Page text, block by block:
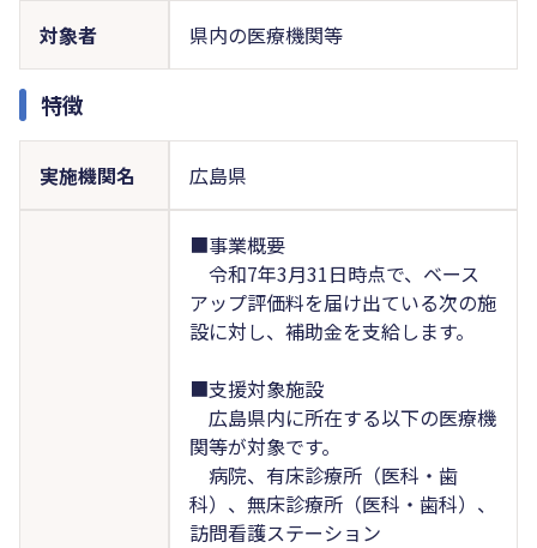
対象者 県内の医療機関等
特徴
実施機関名 広島県
■事業概要
令和7年3月31日時点で、ベース
アップ評価料を届け出ている次の施
設に対し、補助金を支給します。
■支援対象施設
広島県内に所在する以下の医療機
関等が対象です。
病院、有床診療所（医科・歯
科）、無床診療所（医科・歯科）、
訪問看護ステーション